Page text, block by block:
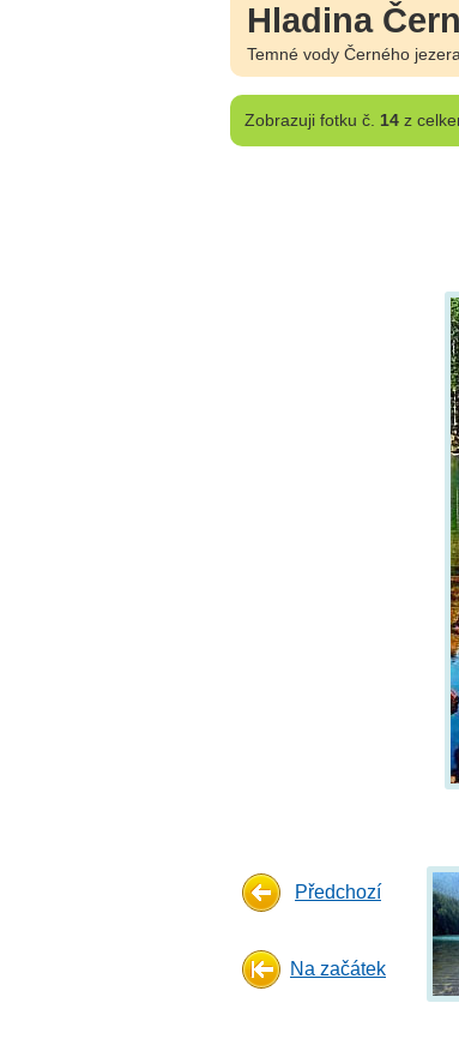
Hladina
Temné vody Černého
Zobrazujifotku č. 14z
Předchozí
Na začátek